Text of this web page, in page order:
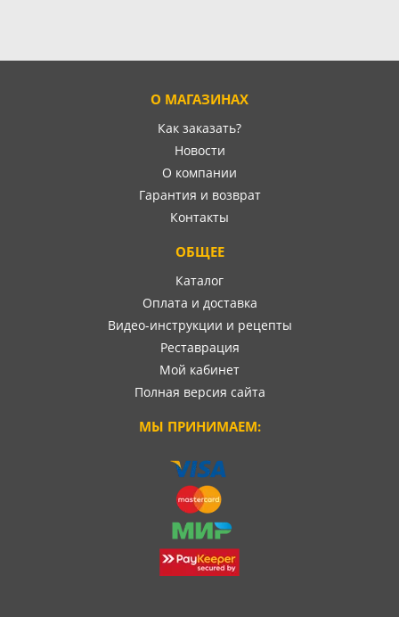
О МАГАЗИНАХ
Как заказать?
Новости
О компании
Гарантия и возврат
Контакты
ОБЩЕЕ
Каталог
Оплата и доставка
Видео-инструкции и рецепты
Реставрация
Мой кабинет
Полная версия сайта
МЫ ПРИНИМАЕМ: